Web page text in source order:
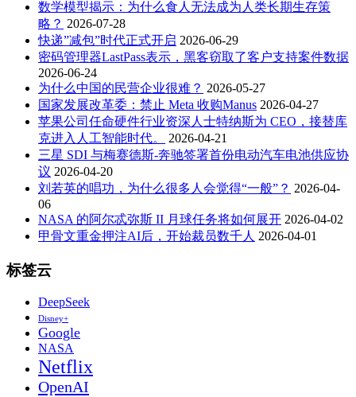
数学模型揭示：为什么食人无法成为人类长期生存策
略？ 2026-07-28
快递”减包”时代正式开启 2026-06-29
密码管理器LastPass表示，黑客窃取了客户支持案件数据
2026-06-24
为什么中国的民营企业很难？ 2026-05-27
国家发展改革委：禁止 Meta 收购Manus 2026-04-27
苹果公司任命硬件行业资深人士特纳斯为 CEO，接替库
克进入人工智能时代。
2026-04-21
三星 SDI 与梅赛德斯-奔驰签署首份电动汽车电池供应协
议 2026-04-20
刘若英的唱功，为什么很多人会觉得“一般”？ 2026-04-
06
NASA 的阿尔忒弥斯 II 月球任务将如何展开 2026-04-02
甲骨文重金押注AI后，开始裁员数千人 2026-04-01
标签云
DeepSeek
Disney+
Google
NASA
Netflix
OpenAI